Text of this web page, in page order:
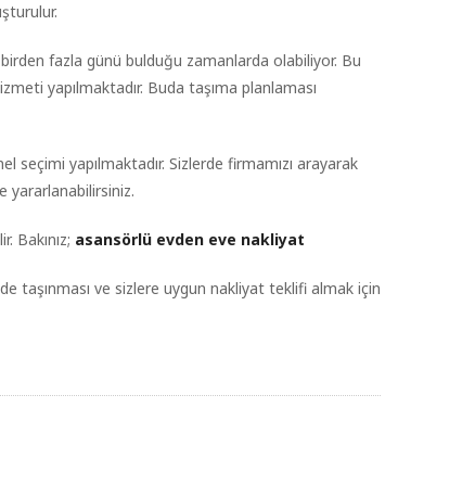
fazla günü bulduğu zamanlarda olabiliyor. Bu
yapılmaktadır. Buda taşıma planlaması
yapılmaktadır. Sizlerde firmamızı arayarak
yararlanabilirsiniz.
Bakınız; asansörlü evden eve nakliyat
taşınması ve sizlere uygun nakliyat teklifi almak için